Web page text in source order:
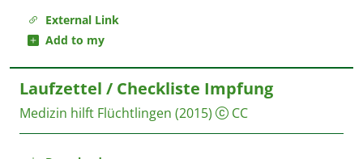
External Link
Add to my
Laufzettel / Checkliste Impfung
Medizin hilft Flüchtlingen (2015) CC